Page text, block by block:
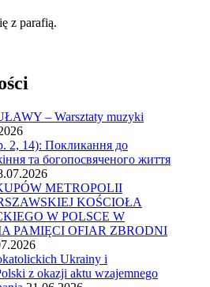
z parafią.
– Warsztaty muzyki
2, 14): Покликання до
та богопосвяченого життя
METROPOLII
KOŚCIOŁA
W POLSCE W
PAMIĘCI OFIAR ZBRODNI
Ukrainy i
z okazji aktu wzajemnego